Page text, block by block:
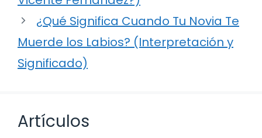
¿Qué Significa Cuando Tu Novia Te
Muerde los Labios? (Interpretación y
Significado)
Artículos